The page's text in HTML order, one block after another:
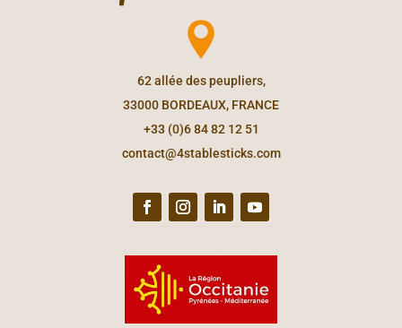
62 allée des peupliers,
33000 BORDEAUX, FRANCE
+33 (0)6 84 82 12 51
contact@4stablesticks.com